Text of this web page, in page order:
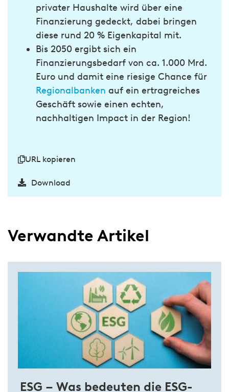
privater Haushalte wird über eine
Finanzierung gedeckt, dabei bringen
diese rund 20 % Eigenkapital mit.
Bis 2050 ergibt sich ein
Finanzierungsbedarf von ca. 1.000 Mrd.
Euro und damit eine riesige Chance für
Regionalbanken auf ein ertragreiches
Geschäft sowie einen echten,
nachhaltigen Impact in der Region!
URL kopieren
Download
Verwandte Artikel
ESG – Was bedeuten die ESG-